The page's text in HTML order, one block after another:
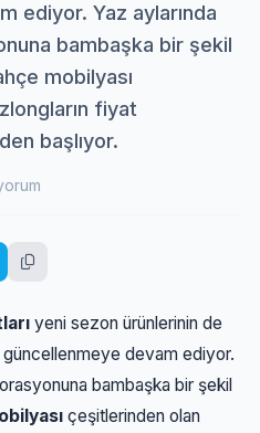
ediyor. Yaz aylarında
bambaşka bir şekil
mobilyası
fiyat
başlıyor.
yeni sezon ürünlerinin de
güncellenmeye devam ediyor.
bambaşka bir şekil
çeşitlerinden olan